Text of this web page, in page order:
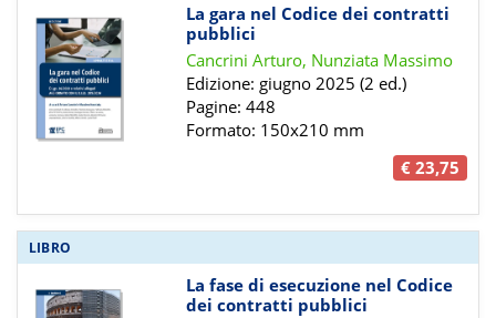
La gara nel Codice dei contratti
pubblici
Cancrini Arturo, Nunziata Massimo
Edizione: giugno 2025 (2 ed.)
Pagine: 448
Formato: 150x210 mm
€ 23,75
LIBRO
La fase di esecuzione nel Codice
dei contratti pubblici